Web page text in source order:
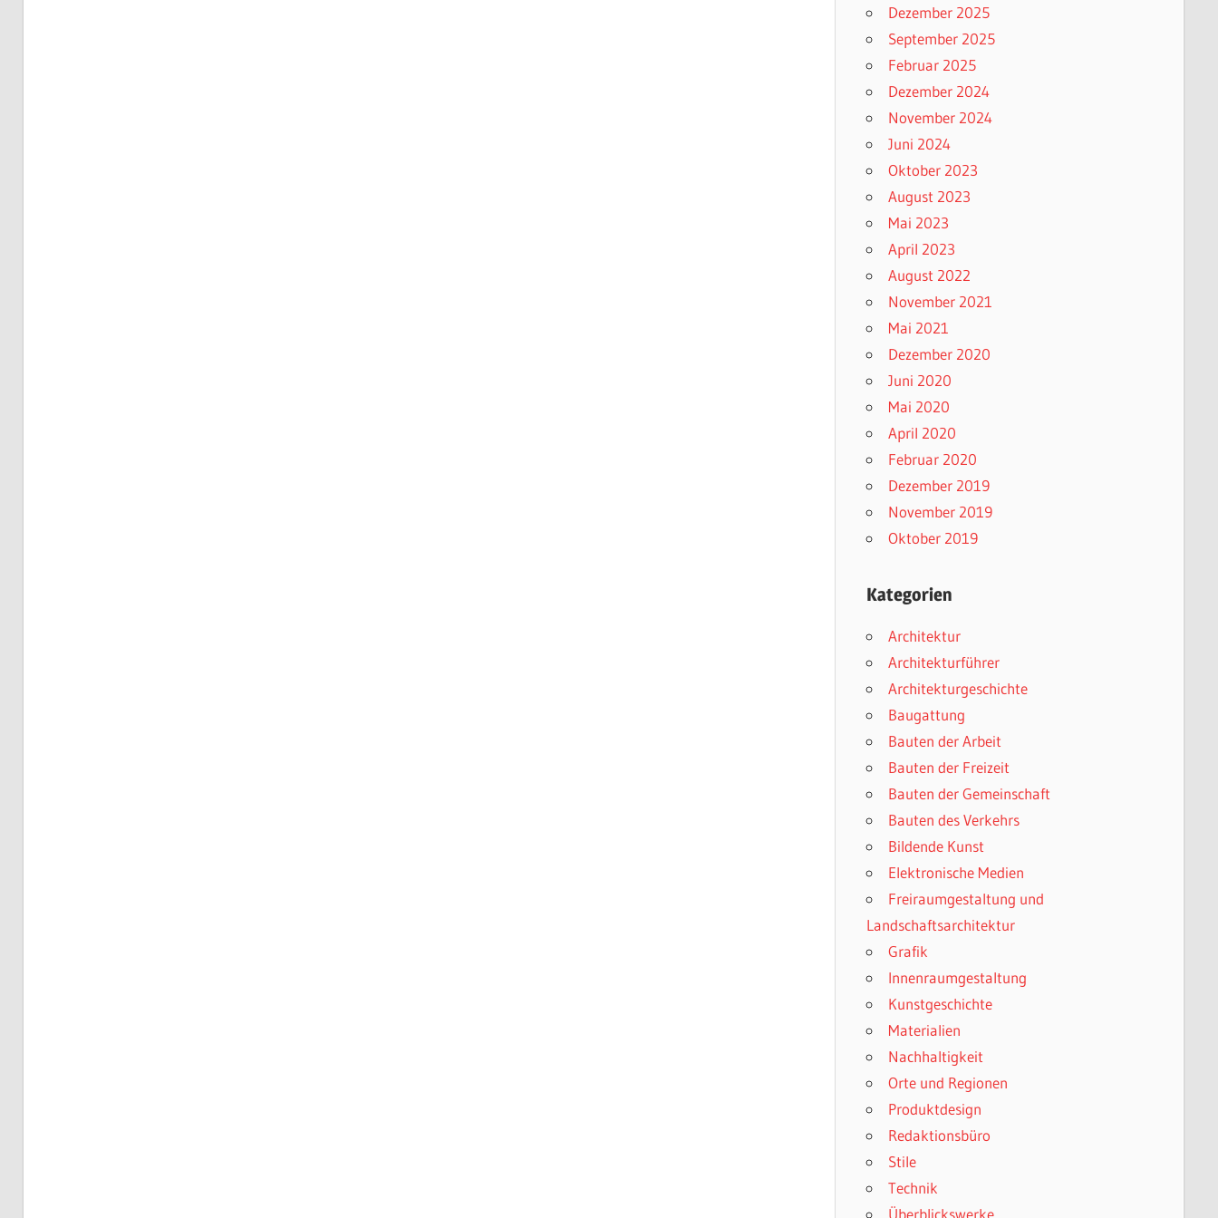
Dezember 2025
September 2025
Februar 2025
Dezember 2024
November 2024
Juni 2024
Oktober 2023
August 2023
Mai 2023
April 2023
August 2022
November 2021
Mai 2021
Dezember 2020
Juni 2020
Mai 2020
April 2020
Februar 2020
Dezember 2019
November 2019
Oktober 2019
Kategorien
Architektur
Architekturführer
Architekturgeschichte
Baugattung
Bauten der Arbeit
Bauten der Freizeit
Bauten der Gemeinschaft
Bauten des Verkehrs
Bildende Kunst
Elektronische Medien
Freiraumgestaltung und
Landschaftsarchitektur
Grafik
Innenraumgestaltung
Kunstgeschichte
Materialien
Nachhaltigkeit
Orte und Regionen
Produktdesign
Redaktionsbüro
Stile
Technik
Überblickswerke